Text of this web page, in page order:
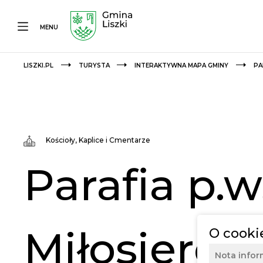
MENU
LISZKI.PL TURYSTA INTERAKTYWNA MAPA GMINY
Kościoły, Kaplice i Cmentarze
Parafia
O
Nota